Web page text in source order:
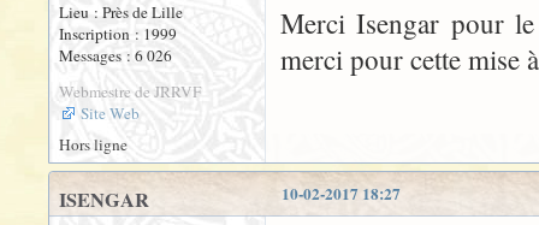
Lieu : Près de Lille
Inscription : 1999
Messages : 6 026
Webmestre de JRRVF
Site Web
Merci Isengar pour
merci pour cette mise
Hors ligne
10-02-2017 18:27
ISENGAR